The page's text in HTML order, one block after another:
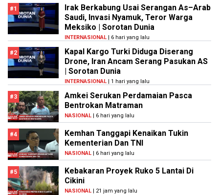
#1
Irak Berkabung Usai Serangan As–Arab
Saudi, Invasi Nyamuk, Teror Warga
Meksiko | Sorotan Dunia
INTERNASIONAL | 6 hari yang lalu
#2
Kapal Kargo Turki Diduga Diserang
Drone, Iran Ancam Serang Pasukan AS
| Sorotan Dunia
INTERNASIONAL | 1 hari yang lalu
#3
Amkei Serukan Perdamaian Pasca
Bentrokan Matraman
NASIONAL | 6 hari yang lalu
#4
Kemhan Tanggapi Kenaikan Tukin
Kementerian Dan TNI
NASIONAL | 6 hari yang lalu
#5
Kebakaran Proyek Ruko 5 Lantai Di
Cikini
NASIONAL | 21 jam yang lalu